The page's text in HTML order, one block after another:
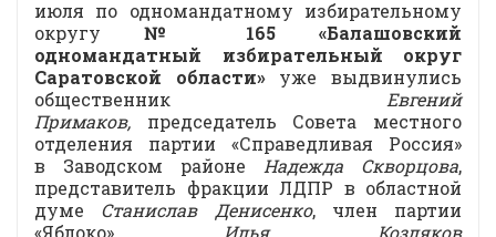
июля по одномандатному избирательному
округу № 165 «Балашовский
одномандатный избирательный округ
Саратовской области»уже выдвинулись
общественник Евгений
Примаков, председатель Совета местного
отделения партии «Справедливая Россия»
в Заводском районе Надежда Скворцова,
представитель фракции ЛДПР в областной
думе Станислав Денисенко, член партии
«Яблоко»
Илья Козляков